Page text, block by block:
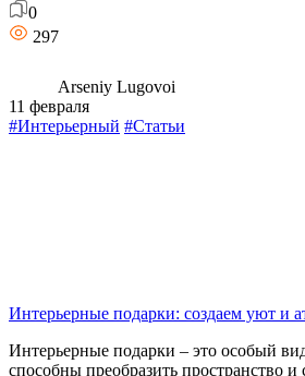
0
297
Arseniy Lugovoi
11 февраля
#Интерьерный #Статьи
Интерьерные подарки: создаем уют и
Интерьерные подарки – это особый
способны преобразить пространство и